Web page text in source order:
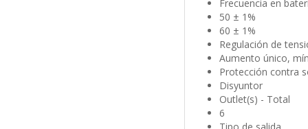
Frecuencia en
50 ± 1%
60 ± 1%
Regulación de
Aumento único,
Protección contra
Disyuntor
Outlet(s) - Total
6